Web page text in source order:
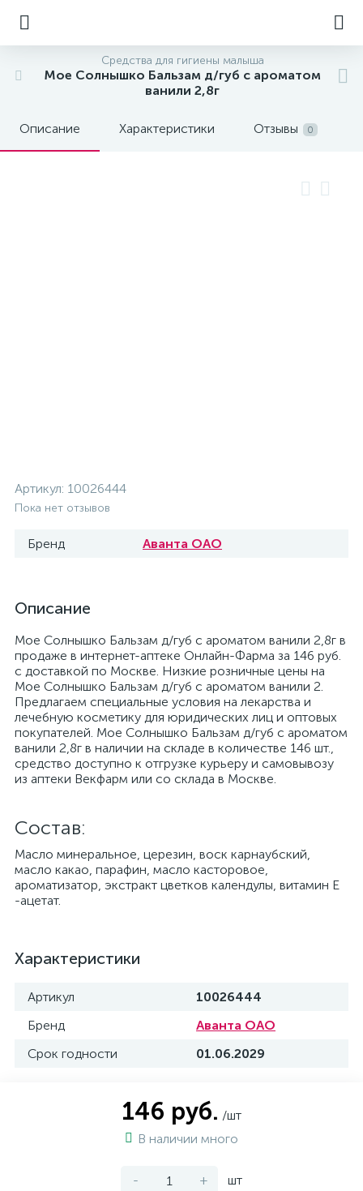
Средства для гигиены малыша
Мое Солнышко Бальзам д/губ с ароматом
ванили 2,8г
Описание Характеристики Отзывы 0
Артикул: 10026444
Пока нет отзывов
Бренд Аванта ОАО
Описание
Мое Солнышко Бальзам д/губ с ароматом ванили 2,8г в
продаже в интернет-аптеке Онлайн-Фарма за 146 руб.
с доставкой по Москве. Низкие розничные цены на
Мое Солнышко Бальзам д/губ с ароматом ванили 2.
Предлагаем специальные условия на лекарства и
лечебную косметику для юридических лиц и оптовых
покупателей. Мое Солнышко Бальзам д/губ с ароматом
ванили 2,8г в наличии на складе в количестве 146 шт.,
средство доступно к отгрузке курьеру и самовывозу
из аптеки Векфарм или со склада в Москве.
Cостав:
Масло минеральное, церезин, воск карнаубский,
масло какао, парафин, масло касторовое,
ароматизатор, экстракт цветков календулы, витамин Е
-ацетат.
Характеристики
Артикул
10026444
Бренд
Аванта ОАО
Срок годности
01.06.2029
146 руб. /шт
В наличии много
- + шт